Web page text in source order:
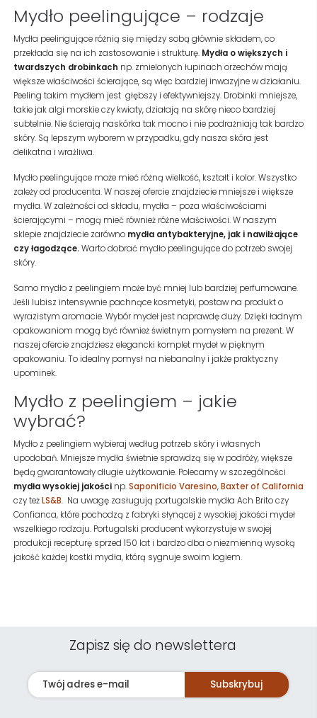
Mydło peelingujące – rodzaje
Mydła peelingujące różnią się między sobą głównie składem, co
przekłada się na ich zastosowanie i strukturę. Mydła o większych i
twardszych drobinkach np. zmielonych łupinach orzechów mają
większe właściwości ścierające, są więc bardziej inwazyjne w działaniu.
Peeling takim mydłem jest głębszy i efektywniejszy. Drobinki mniejsze,
takie jak algi morskie czy kwiaty, działają na skórę nieco bardziej
subtelnie. Nie ścierają naskórka tak mocno i nie podrażniają tak bardzo
skóry. Są lepszym wyborem w przypadku, gdy nasza skóra jest
delikatna i wrażliwa.
Mydło peelingujące może mieć różną wielkość, kształt i kolor. Wszystko
zależy od producenta. W naszej ofercie znajdziecie mniejsze i większe
mydła. W zależności od składu, mydła – poza właściwościami
ścierającymi – mogą mieć również różne właściwości. W naszym
sklepie znajdziecie zarówno mydła antybakteryjne, jak i nawilżające
czy łagodzące.Warto dobrać mydło peelingujące do potrzeb swojej
skóry.
Samo mydło z peelingiem może być mniej lub bardziej perfumowane.
Jeśli lubisz intensywnie pachnące kosmetyki, postaw na produkt o
wyrazistym aromacie. Wybór mydeł jest naprawdę duży. Dzięki ładnym
opakowaniom mogą być również świetnym pomysłem na prezent. W
naszej ofercie znajdziesz elegancki komplet mydeł w pięknym
opakowaniu. To idealny pomysł na niebanalny i jakże praktyczny
upominek.
Mydło z peelingiem – jakie
wybrać?
Mydło z peelingiem wybieraj według potrzeb skóry i własnych
upodobań. Mniejsze mydła świetnie sprawdzą się w podróży, większe
będą gwarantowały długie użytkowanie. Polecamy w szczególności
mydła wysokiej jakości np.Saponificio Varesino,Baxter of California
czy teżLS&B. Na uwagę zasługują portugalskie mydła Ach Brito czy
Confianca, które pochodzą z fabryki słynącej z wysokiej jakości mydeł
wszelkiego rodzaju. Portugalski producent wykorzystuje w swojej
produkcji recepturę sprzed 150 lat i bardzo dba o niezmienną wysoką
jakość każdej kostki mydła, którą sygnuje swoim logiem.
Zapisz się do newslettera
Subskrybuj